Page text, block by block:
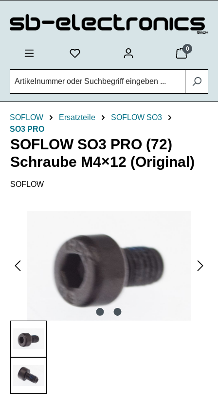
0
SOFLOW Ersatzteile
SOFLOW SO3
SO3 PRO
SOFLOW SO3 PRO (72)
Schraube M4×12 (Original)
SOFLOW